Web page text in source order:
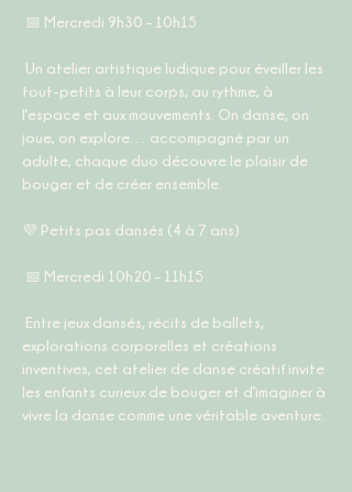
📅 Mercredi 9h30 – 10h15
tout-petits à leur corps, au rythme, à
l’espace et aux mouvements. On danse, on
joue, on explore… accompagné par un
adulte, chaque duo découvre le plaisir de
bouger et de créer ensemble.
💜 Petits pas dansés (4 à 7 ans)
📅 Mercredi 10h20 – 11h15
explorations corporelles et créations
inventives, cet atelier de danse créatif invite
les enfants curieux de bouger et d’imaginer à
vivre la danse comme une véritable aventure.